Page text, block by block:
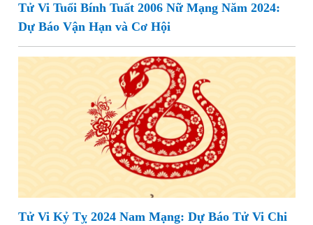
Tử Vi Tuổi Bính Tuất 2006 Nữ Mạng Năm 2024:
Dự Báo Vận Hạn và Cơ Hội
Tử Vi Kỷ Tỵ 2024 Nam Mạng: Dự Báo Tử Vi Chi